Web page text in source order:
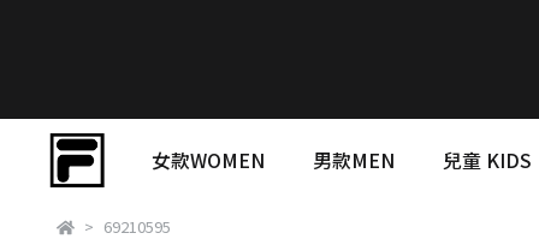
女款WOMEN 男款MEN 兒童 KIDS
69210595